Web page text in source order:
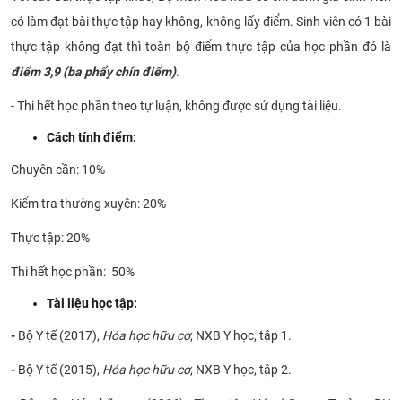
có làm đạt bài thực tập hay không, không lấy điểm. Sinh viên có 1 bài
thực tập không đạt thì toàn bộ điểm thực tập của học phần đó là
điểm 3,9 (ba phẩy chín điểm).
- Thi hết học phần theo tự luận, không được sử dụng tài liệu.
Cách tính điểm:
Chuyên cần: 10%
Kiểm tra thường xuyên: 20%
Thực tập: 20%
Thi hết học phần: 50%
Tài liệu học tập:
- Bộ Y tế (2017), Hóa học hữu cơ, NXB Y học, tập 1.
- Bộ Y tế (2015), Hóa học hữu cơ, NXB Y học, tập 2.